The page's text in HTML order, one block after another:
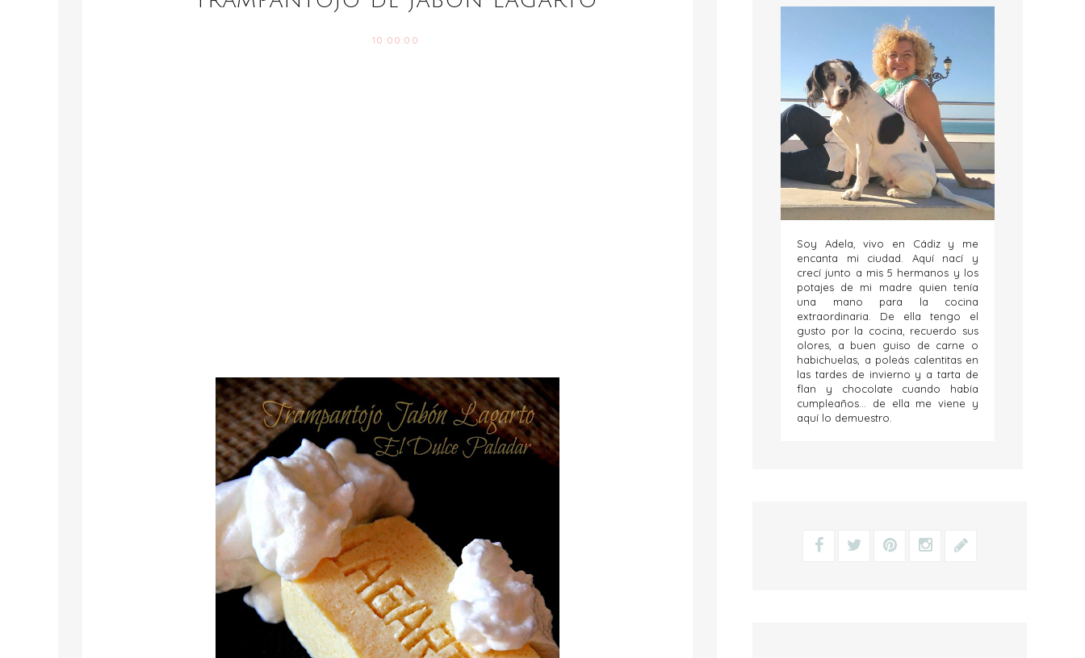
10:00:00
Soy Adela, vivo en Cádiz y me
encanta mi ciudad. Aquí nací y
crecí junto a mis 5 hermanos y los
potajes de mi madre quien tenía
una mano para la cocina
extraordinaria. De ella tengo el
gusto por la cocina, recuerdo sus
olores, a buen guiso de carne o
habichuelas, a poleás calentitas en
las tardes de invierno y a tarta de
flan y chocolate cuando había
cumpleaños... de ella me viene y
aquí lo demuestro.